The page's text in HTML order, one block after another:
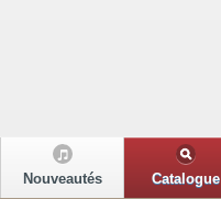
Nouveautés Catalogue